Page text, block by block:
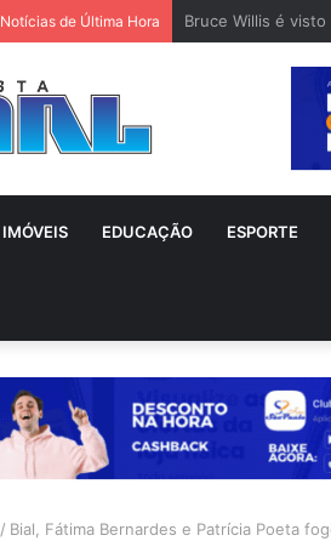
Notícias de Última Hora Bruce Willis é
IMÓVEIS EDUCAÇÃO ESPORTE
/ Bial, Fátima Bernardes e Patrícia Poeta